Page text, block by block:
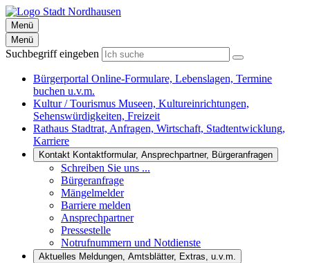
Menü
Menü
Suchbegriff eingeben
Bürgerportal Online-Formulare, Lebenslagen, Termine
buchen u.v.m.
Kultur / Tourismus Museen, Kultureinrichtungen,
Sehenswürdigkeiten, Freizeit
Rathaus Stadtrat, Anfragen, Wirtschaft, Stadtentwicklung,
Karriere
Kontakt Kontaktformular, Ansprechpartner, Bürgeranfragen
Schreiben Sie uns ...
Bürgeranfrage
Mängelmelder
Barriere melden
Ansprechpartner
Pressestelle
Notrufnummern und Notdienste
Aktuelles Meldungen, Amtsblätter, Extras, u.v.m.